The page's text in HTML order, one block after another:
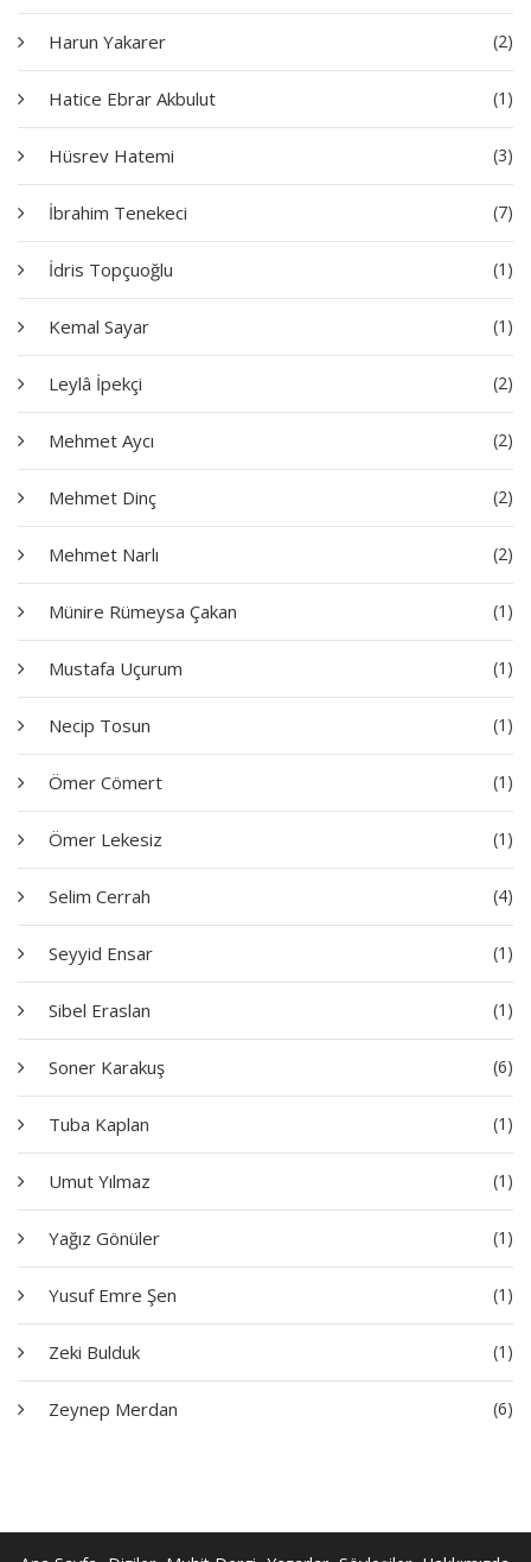
Harun Yakarer (2)
Hatice Ebrar Akbulut (1)
Hüsrev Hatemi (3)
İbrahim Tenekeci (7)
İdris Topçuoğlu (1)
Kemal Sayar (1)
Leylâ İpekçi (2)
Mehmet Aycı (2)
Mehmet Dinç (2)
Mehmet Narlı (2)
Münire Rümeysa Çakan (1)
Mustafa Uçurum (1)
Necip Tosun (1)
Ömer Cömert (1)
Ömer Lekesiz (1)
Selim Cerrah (4)
Seyyid Ensar (1)
Sibel Eraslan (1)
Soner Karakuş (6)
Tuba Kaplan (1)
Umut Yılmaz (1)
Yağız Gönüler (1)
Yusuf Emre Şen (1)
Zeki Bulduk (1)
Zeynep Merdan (6)